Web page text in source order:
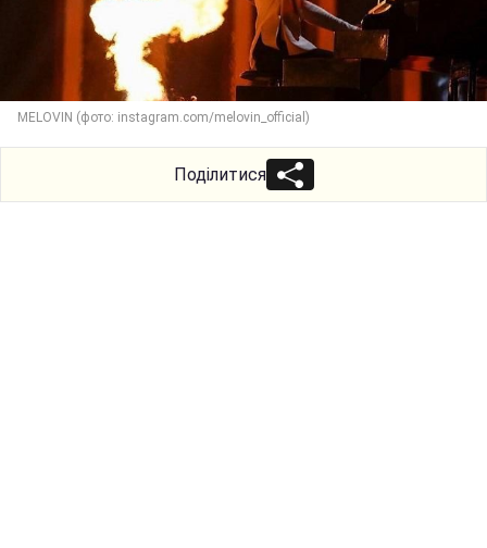
MELOVIN (фото: instagram.com/melovin_official)
Поділитися